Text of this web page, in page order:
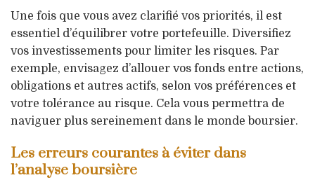
Une fois que vous avez clarifié vos priorités, il est
essentiel d’équilibrer votre portefeuille. Diversifiez
vos investissements pour limiter les risques. Par
exemple, envisagez d’allouer vos fonds entre actions,
obligations et autres actifs, selon vos préférences et
votre tolérance au risque. Cela vous permettra de
naviguer plus sereinement dans le monde boursier.
Les erreurs courantes à éviter dans
l’analyse boursière